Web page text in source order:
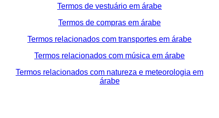
Termos de vestuário em árabe
Termos de compras em árabe
Termos relacionados com transportes em árabe
Termos relacionados com música em árabe
Termos relacionados com natureza e meteorologia em
árabe